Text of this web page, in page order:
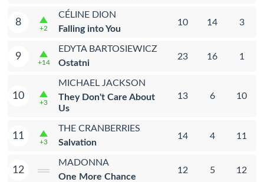
8
+2
CÉLINE DION
Falling into You
10 14 3
9
+14
EDYTA BARTOSIEWICZ
Ostatni
23 16 1
10
+3
MICHAEL JACKSON
They Don't Care About
Us
13 6 10
11
+3
THE CRANBERRIES
Salvation
14 4 11
12
MADONNA
One More Chance
12 5 12